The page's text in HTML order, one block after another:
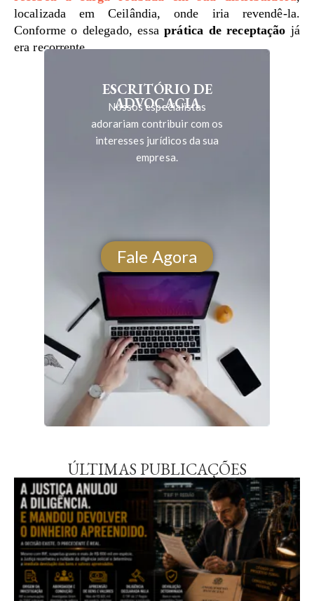
localizada em Ceilândia, onde iria revendê-la.
Conforme o delegado, essaprática de receptação já
era recorrente.
ESCRITÓRIO DE
ADVOCACIA
Nossos especialistas
adorariam contribuir com os
interesses jurídicos da sua
empresa.
ÚLTIMAS PUBLICAÇÕES
Fale Agora